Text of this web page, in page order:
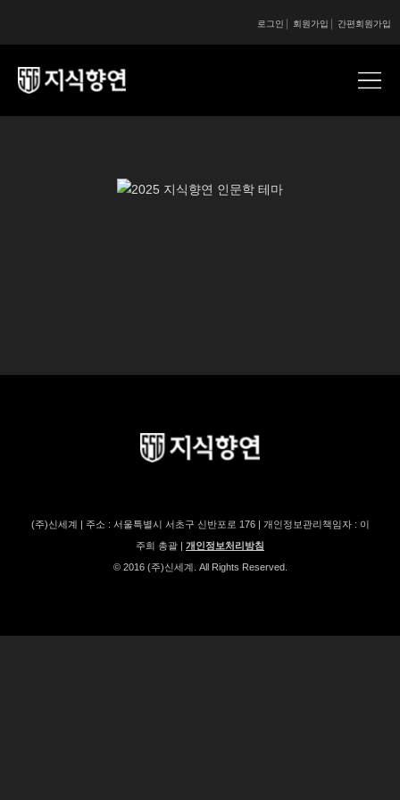
간편회원가입
회원가입
로그인
(주)신세계 | 주소 : 서울특별시 서초구 신반포로 176 | 개인정보관리책임자 : 이
주희 총괄 | 개인정보처리방침